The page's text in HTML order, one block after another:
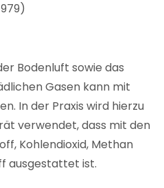
Bodenluft sowie das
Gasen kann mit
In der Praxis wird hierzu
verwendet, dass mit den
Kohlendioxid, Methan
ausgestattet ist.